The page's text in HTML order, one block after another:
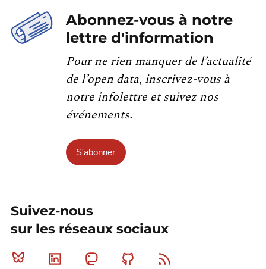
Abonnez-vous à notre
lettre d'information
Pour ne rien manquer de l’actualité
de l’open data, inscrivez-vous à
notre infolettre et suivez nos
événements.
S'abonner
Suivez-nous
sur les réseaux sociaux
Bluesky Linkedin MastodonGithub